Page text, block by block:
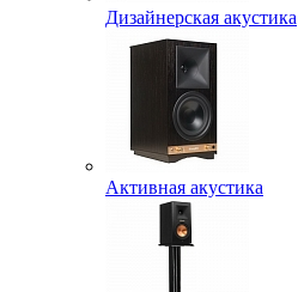
Дизайнерская акустика
Активная акустика